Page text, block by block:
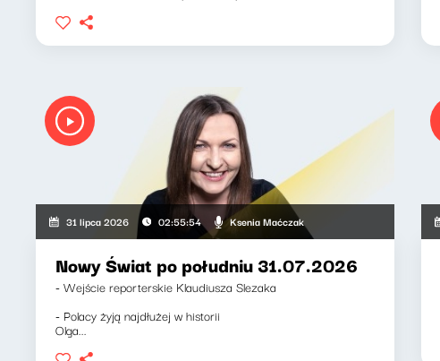
31 lipca 2026 02:55:54 Ksenia Maćczak
Nowy Świat po południu 31.07.2026
- Wejście reporterskie Klaudiusza Slezaka
- Polacy żyją najdłużej w historii
Olga...